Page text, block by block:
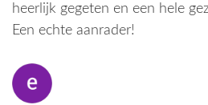
heerlijk gegeten en een hele
Een echte aanrader!